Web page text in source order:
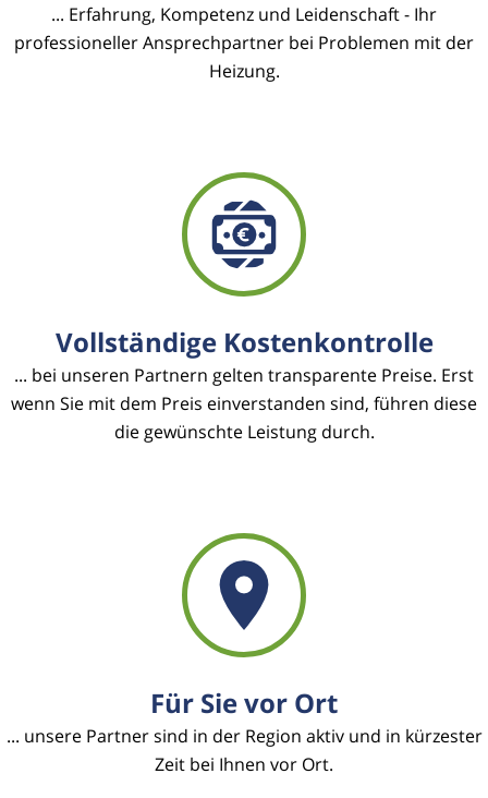
... Erfahrung, Kompetenz und Leidenschaft - Ihr
professioneller Ansprechpartner bei Problemen mit der
Heizung.
Vollständige Kostenkontrolle
... bei unseren Partnern gelten transparente Preise. Erst
wenn Sie mit dem Preis einverstanden sind, führen diese
die gewünschte Leistung durch.
Für Sie vor Ort
... unsere Partner sind in der Region aktiv und in kürzester
Zeit bei Ihnen vor Ort.